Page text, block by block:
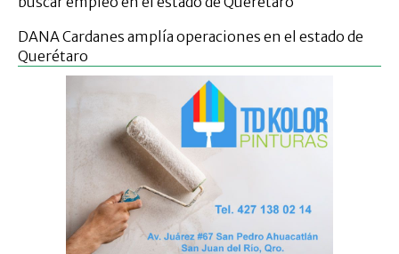
DANA Cardanes amplía operaciones en el estado de
Querétaro